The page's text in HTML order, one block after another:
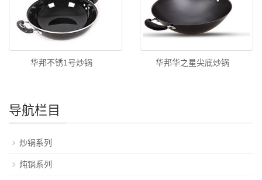
华邦不锈1号炒锅 华邦华之星尖底炒锅
导航栏目
炒锅系列
炖锅系列